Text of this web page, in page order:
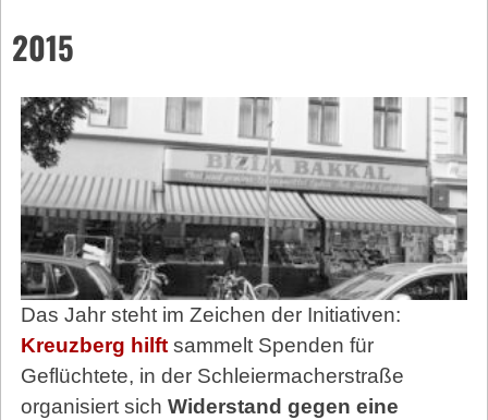
2015
Das Jahr steht im Zeichen der Ini­tiativen:
Kreuzberg hilftsammelt Spenden für
Geflüchtete, in der Schleiermacherstraße
organisiert sich Widerstand gegen eine